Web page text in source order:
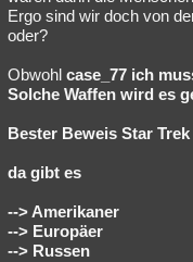
Ergo sind wir doch von
oder?
Obwohl case_77 ich
Solche Waffen wird es
Bester Beweis Star Trek
da gibt es
--> Amerikaner
--> Europäer
--> Russen